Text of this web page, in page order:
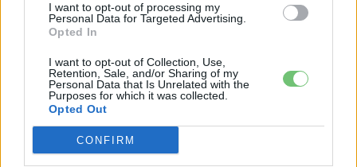
I want to opt-out of processing my
Personal Data for Targeted Advertising.
Opted In
I want to opt-out of Collection, Use,
Retention, Sale, and/or Sharing of my
Personal Data that Is Unrelated with the
Purposes for which it was collected.
Opted Out
CONFIRM